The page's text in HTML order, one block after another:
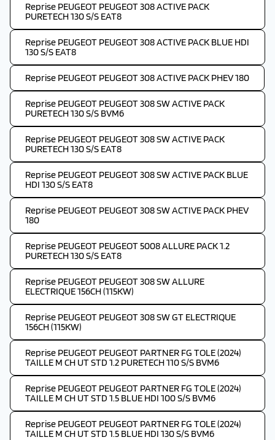
Reprise PEUGEOT PEUGEOT 308 ACTIVE PACK
PURETECH 130 S/S EAT8
Reprise PEUGEOT PEUGEOT 308 ACTIVE PACK BLUE HDI
130 S/S EAT8
Reprise PEUGEOT PEUGEOT 308 ACTIVE PACK PHEV 180
Reprise PEUGEOT PEUGEOT 308 SW ACTIVE PACK
PURETECH 130 S/S BVM6
Reprise PEUGEOT PEUGEOT 308 SW ACTIVE PACK
PURETECH 130 S/S EAT8
Reprise PEUGEOT PEUGEOT 308 SW ACTIVE PACK BLUE
HDI 130 S/S EAT8
Reprise PEUGEOT PEUGEOT 308 SW ACTIVE PACK PHEV
180
Reprise PEUGEOT PEUGEOT 5008 ALLURE PACK 1.2
PURETECH 130 S/S EAT8
Reprise PEUGEOT PEUGEOT 308 SW ALLURE
ELECTRIQUE 156CH (115KW)
Reprise PEUGEOT PEUGEOT 308 SW GT ELECTRIQUE
156CH (115KW)
Reprise PEUGEOT PEUGEOT PARTNER FG TOLE (2024)
TAILLE M CH UT STD 1.2 PURETECH 110 S/S BVM6
Reprise PEUGEOT PEUGEOT PARTNER FG TOLE (2024)
TAILLE M CH UT STD 1.5 BLUE HDI 100 S/S BVM6
Reprise PEUGEOT PEUGEOT PARTNER FG TOLE (2024)
TAILLE M CH UT STD 1.5 BLUE HDI 130 S/S BVM6